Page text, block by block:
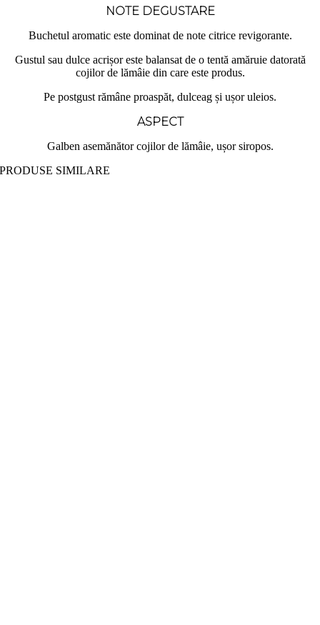
NOTE DEGUSTARE
Buchetul aromatic este dominat de note citrice revigorante.
Gustul sau dulce acrișor este balansat de o tentă amăruie datorată
cojilor de lămâie din care este produs.
Pe postgust rămâne proaspăt, dulceag și ușor uleios.
ASPECT
Galben asemănător cojilor de lămâie, ușor siropos.
PRODUSE SIMILARE